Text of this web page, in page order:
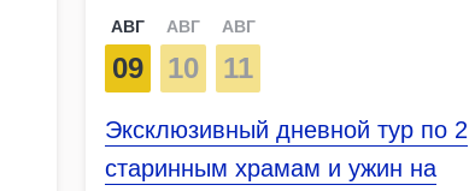
АВГ
09
АВГ
10
АВГ
11
Эксклюзивный дневной тур по 2
старинным храмам и ужин на